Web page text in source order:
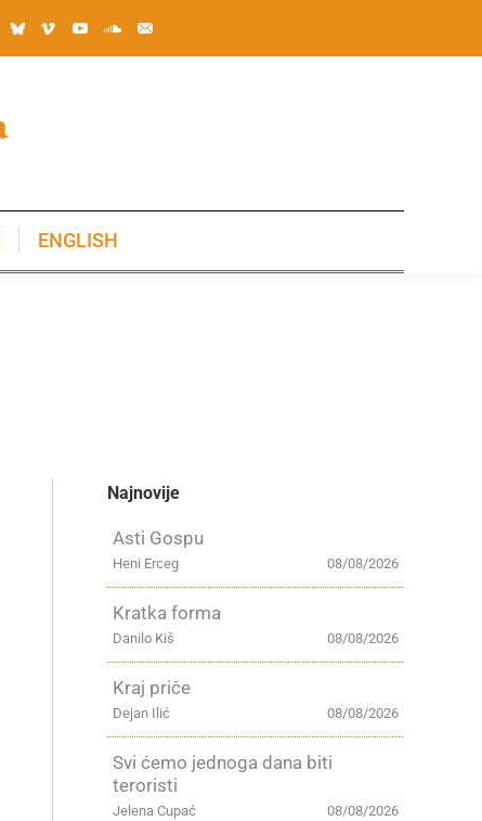
ENGLISH
Najnovije
Asti Gospu
08/08/2026
Heni Erceg
Kratka forma
08/08/2026
Danilo Kiš
Kraj priče
08/08/2026
Dejan Ilić
Svi ćemo jednoga dana biti
teroristi
08/08/2026
Jelena Cupać
ENGLISH